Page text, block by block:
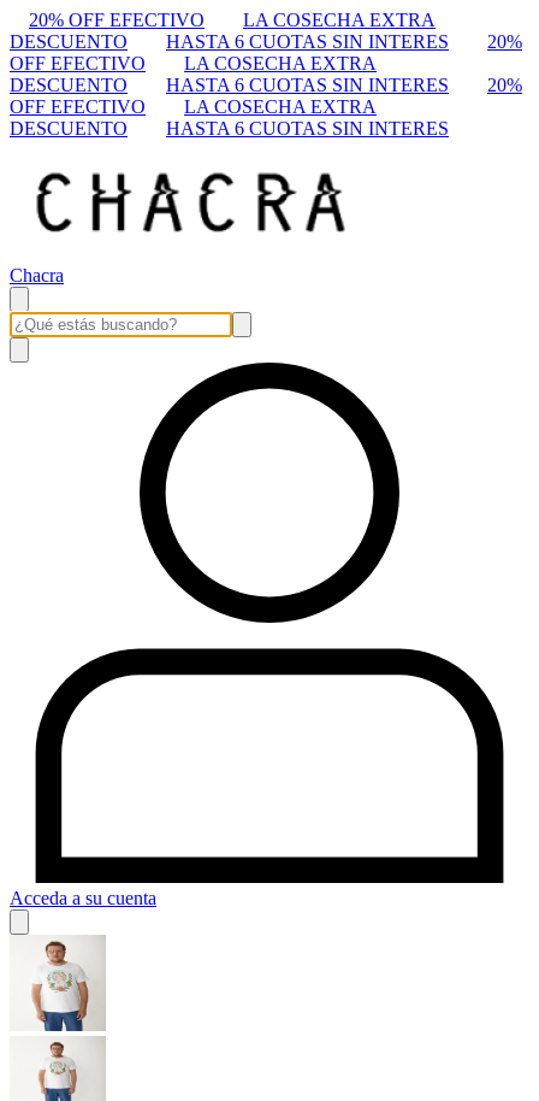
20% OFF EFECTIVO
LA COSECHA EXTRA
DESCUENTO
HASTA 6 CUOTAS SIN INTERES
20%
OFF EFECTIVO
LA COSECHA EXTRA
DESCUENTO
HASTA 6 CUOTAS SIN INTERES
20%
OFF EFECTIVO
LA COSECHA EXTRA
DESCUENTO
HASTA 6 CUOTAS SIN INTERES
Chacra
Acceda a su cuenta